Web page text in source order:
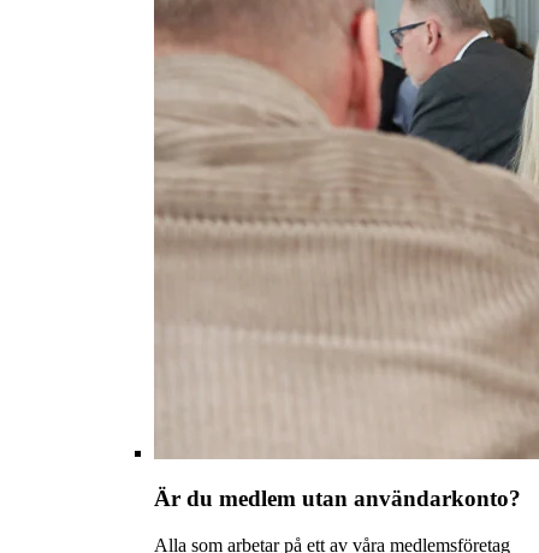
Är du medlem utan användarkonto?
Alla som arbetar på ett av våra medlemsföretag